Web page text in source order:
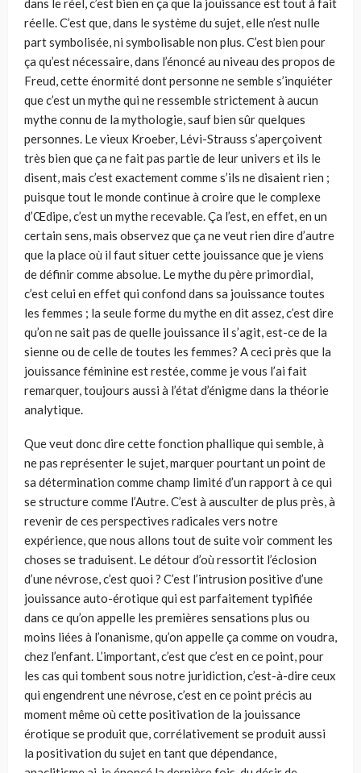
dans le réel, c’est bien en ça que la jouissance est tout à fait
réelle. C’est que, dans le système du sujet, elle n’est nulle
part symbolisée, ni symbolisable non plus. C’est bien pour
ça qu’est nécessaire, dans l’énoncé au niveau des propos de
Freud, cette énormité dont personne ne semble s’inquiéter
que c’est un mythe qui ne ressemble strictement à aucun
mythe connu de la mythologie, sauf bien sûr quelques
personnes. Le vieux Kroeber, Lévi-Strauss s’aperçoivent
très bien que ça ne fait pas partie de leur univers et ils le
disent, mais c’est exactement comme s’ils ne disaient rien ;
puisque tout le monde continue à croire que le complexe
d’Œdipe, c’est un mythe recevable. Ça l’est, en effet, en un
certain sens, mais observez que ça ne veut rien dire d’autre
que la place où il faut situer cette jouissance que je viens
de définir comme absolue. Le mythe du père primordial,
c’est celui en effet qui confond dans sa jouissance toutes
les femmes ; la seule forme du mythe en dit assez, c’est dire
qu’on ne sait pas de quelle jouissance il s’agit, est-ce de la
sienne ou de celle de toutes les femmes? A ceci près que la
jouissance féminine est restée, comme je vous l’ai fait
remarquer, toujours aussi à l’état d’énigme dans la théorie
analytique.
Que veut donc dire cette fonction phallique qui semble, à
ne pas représenter le sujet, marquer pourtant un point de
sa détermination comme champ limité d’un rapport à ce qui
se structure comme l’Autre. C’est à ausculter de plus près, à
revenir de ces perspectives radicales vers notre
expérience, que nous allons tout de suite voir comment les
choses se traduisent. Le détour d’où ressortit l’éclosion
d’une névrose, c’est quoi ? C’est l’intrusion positive d’une
jouissance auto-érotique qui est parfaitement typifiée
dans ce qu’on appelle les premières sensations plus ou
moins liées à l’onanisme, qu’on appelle ça comme on voudra,
chez l’enfant. L’important, c’est que c’est en ce point, pour
les cas qui tombent sous notre juridiction, c’est-à-dire ceux
qui engendrent une névrose, c’est en ce point précis au
moment même où cette positivation de la jouissance
érotique se produit que, corrélativement se produit aussi
la positivation du sujet en tant que dépendance,